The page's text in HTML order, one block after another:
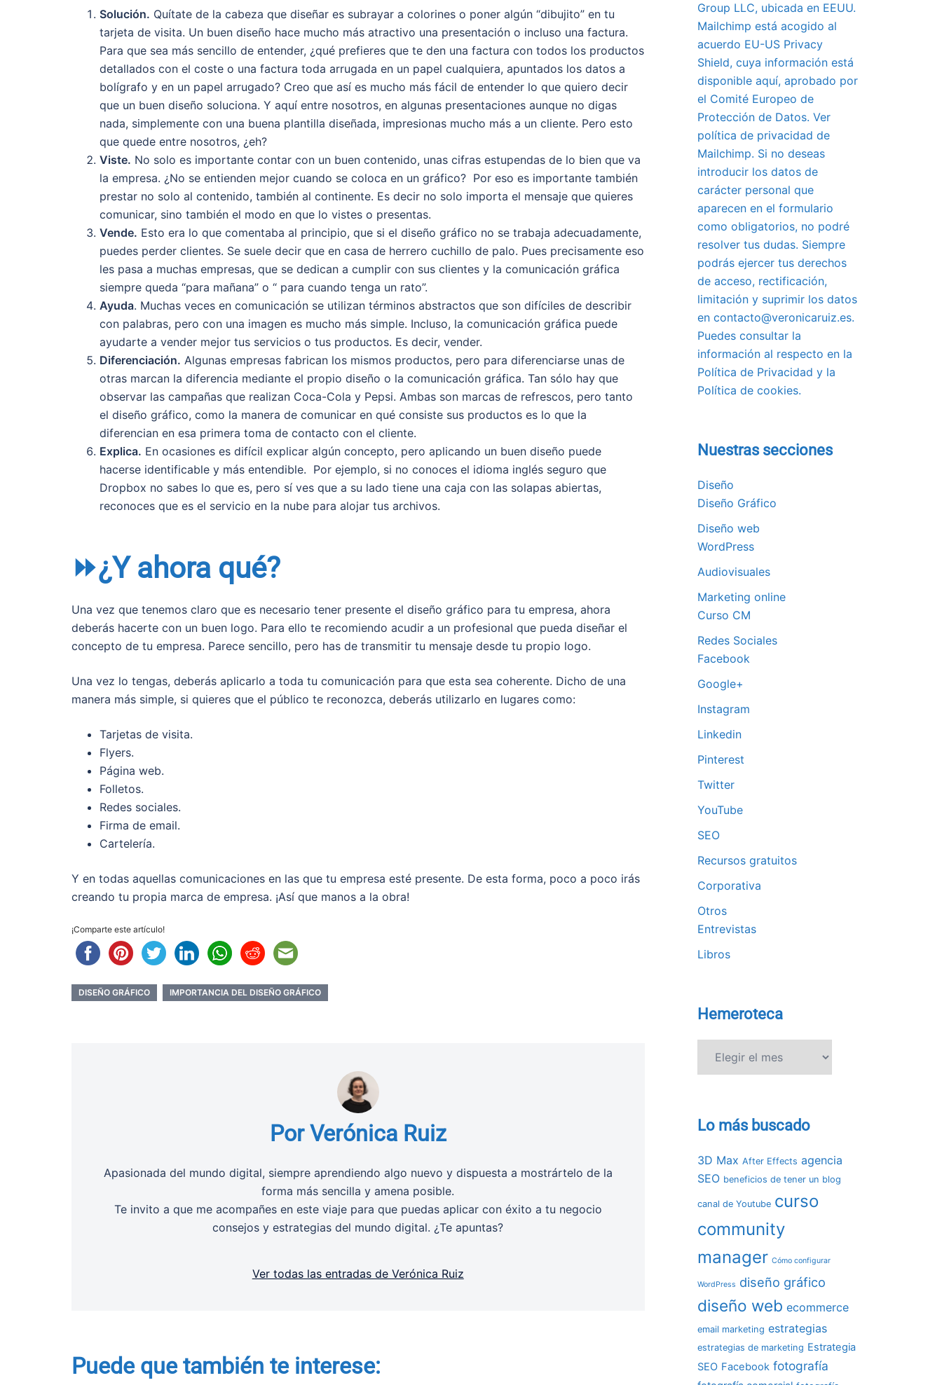
Solución. Quítate de la cabeza que diseñar es subrayar a colorines o poner algún “dibujito” en tu
tarjeta de visita. Un buen diseño hace mucho más atractivo una presentación o incluso una factura.
Para que sea más sencillo de entender, ¿qué prefieres que te den una factura con todos los productos
detallados con el coste o una factura toda arrugada en un papel cualquiera, apuntados los datos a
bolígrafo y en un papel arrugado? Creo que así es mucho más fácil de entender lo que quiero decir
que un buen diseño soluciona. Y aquí entre nosotros, en algunas presentaciones aunque no digas
nada, simplemente con una buena plantilla diseñada, impresionas mucho más a un cliente. Pero esto
que quede entre nosotros, ¿eh?
Viste. No solo es importante contar con un buen contenido, unas cifras estupendas de lo bien que va
la empresa. ¿No se entienden mejor cuando se coloca en un gráfico? Por eso es importante también
prestar no solo al contenido, también al continente. Es decir no solo importa el mensaje que quieres
comunicar, sino también el modo en que lo vistes o presentas.
Vende. Esto era lo que comentaba al principio, que si el diseño gráfico no se trabaja adecuadamente,
puedes perder clientes. Se suele decir que en casa de herrero cuchillo de palo. Pues precisamente eso
les pasa a muchas empresas, que se dedican a cumplir con sus clientes y la comunicación gráfica
siempre queda “para mañana” o “ para cuando tenga un rato”.
Ayuda. Muchas veces en comunicación se utilizan términos abstractos que son difíciles de describir
con palabras, pero con una imagen es mucho más simple. Incluso, la comunicación gráfica puede
ayudarte a vender mejor tus servicios o tus productos. Es decir, vender.
Diferenciación. Algunas empresas fabrican los mismos productos, pero para diferenciarse unas de
otras marcan la diferencia mediante el propio diseño o la comunicación gráfica. Tan sólo hay que
observar las campañas que realizan Coca-Cola y Pepsi. Ambas son marcas de refrescos, pero tanto
el diseño gráfico, como la manera de comunicar en qué consiste sus productos es lo que la
diferencian en esa primera toma de contacto con el cliente.
Explica. En ocasiones es difícil explicar algún concepto, pero aplicando un buen diseño puede
hacerse identificable y más entendible. Por ejemplo, si no conoces el idioma inglés seguro que
Dropbox no sabes lo que es, pero sí ves que a su lado tiene una caja con las solapas abiertas,
reconoces que es el servicio en la nube para alojar tus archivos.
⏩¿Y ahora qué?
Una vez que tenemos claro que es necesario tener presente el diseño gráfico para tu empresa, ahora
deberás hacerte con un buen logo. Para ello te recomiendo acudir a un profesional que pueda diseñar el
concepto de tu empresa. Parece sencillo, pero has de transmitir tu mensaje desde tu propio logo.
Una vez lo tengas, deberás aplicarlo a toda tu comunicación para que esta sea coherente. Dicho de una
manera más simple, si quieres que el público te reconozca, deberás utilizarlo en lugares como:
Tarjetas de visita.
Flyers.
Página web.
Folletos.
Redes sociales.
Firma de email.
Cartelería.
Y en todas aquellas comunicaciones en las que tu empresa esté presente. De esta forma, poco a poco irás
creando tu propia marca de empresa. ¡Así que manos a la obra!
¡Comparte este artículo!
DISEÑO GRÁFICO IMPORTANCIA DEL DISEÑO GRÁFICO
Por Verónica Ruiz
Apasionada del mundo digital, siempre aprendiendo algo nuevo y dispuesta a mostrártelo de la
forma más sencilla y amena posible.
Te invito a que me acompañes en este viaje para que puedas aplicar con éxito a tu negocio
consejos y estrategias del mundo digital. ¿Te apuntas?
Ver todas las entradas de Verónica Ruiz
Puede que también te interese:
Group LLC, ubicada en EEUU.
Mailchimp está acogido al
acuerdo EU-US Privacy
Shield, cuya información está
disponible aquí, aprobado por
el Comité Europeo de
Protección de Datos. Ver
política de privacidad de
Mailchimp. Si no deseas
introducir los datos de
carácter personal que
aparecen en el formulario
como obligatorios, no podré
resolver tus dudas. Siempre
podrás ejercer tus derechos
de acceso, rectificación,
limitación y suprimir los datos
en contacto@veronicaruiz.es.
Puedes consultar la
información al respecto en la
Política de Privacidad y la
Política de cookies.
Nuestras secciones
Diseño
Diseño Gráfico
Diseño web
WordPress
Audiovisuales
Marketing online
Curso CM
Redes Sociales
Facebook
Google+
Instagram
Linkedin
Pinterest
Twitter
YouTube
SEO
Recursos gratuitos
Corporativa
Otros
Entrevistas
Libros
Hemeroteca
Lo más buscado
3D Max After Effects agencia
SEO beneficios de tener un blog
canal de Youtube curso
community
manager Cómo configurar
WordPress diseño gráfico
diseño web ecommerce
email marketing estrategias
estrategias de marketing Estrategia
SEO Facebook fotografía